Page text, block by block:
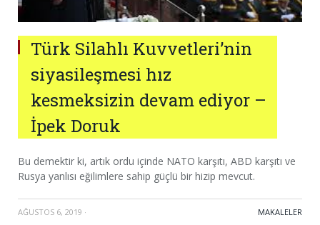
Türk Silahlı Kuvvetleri’nin
siyasileşmesi hız
kesmeksizin devam ediyor –
İpek Doruk
Bu demektir ki, artık ordu içinde NATO karşıtı, ABD karşıtı ve
Rusya yanlısı eğilimlere sahip güçlü bir hizip mevcut.
AĞUSTOS 6, 2019 · MAKALELER